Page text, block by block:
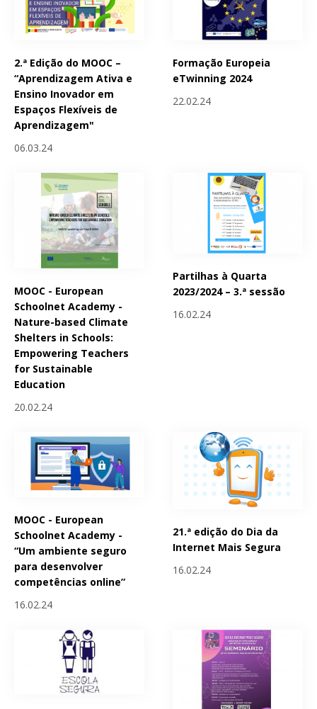
2.ª Edição do MOOC –
“Aprendizagem Ativa e
Ensino Inovador em
Espaços Flexíveis de
Aprendizagem"
06.03.24
Formação Europeia
eTwinning 2024
22.02.24
MOOC - European
Schoolnet Academy -
Nature-based Climate
Shelters in Schools:
Empowering Teachers
for Sustainable
Education
20.02.24
Partilhas à Quarta
2023/2024 – 3.ª sessão
16.02.24
MOOC - European
Schoolnet Academy -
“Um ambiente seguro
para desenvolver
competências online”
16.02.24
21.ª edição do Dia da
Internet Mais Segura
16.02.24